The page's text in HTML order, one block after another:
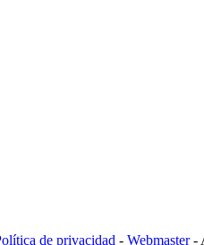
de privacidad - Webmaster-